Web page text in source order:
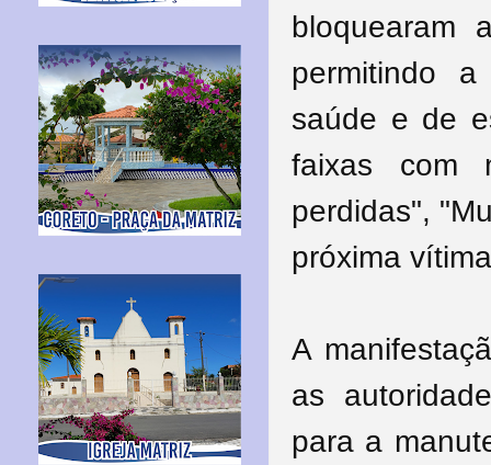
bloquearam
permitindo
saúde e de
faixas com
perdidas",
próxima
A
as
para a